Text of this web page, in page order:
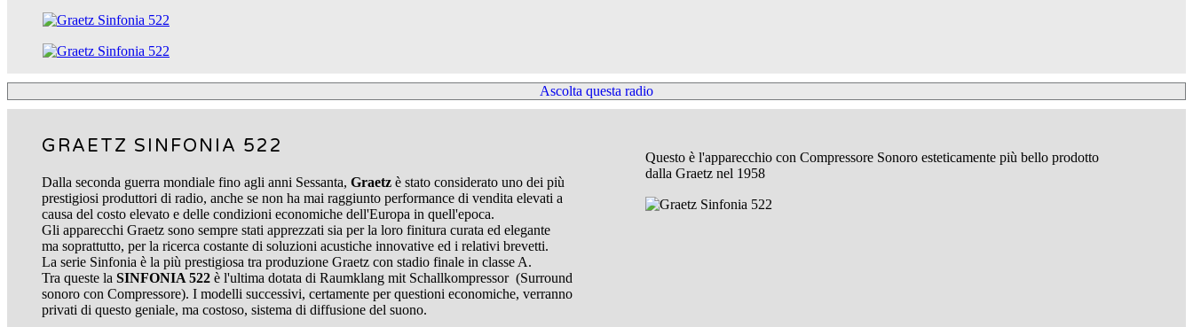
Ascolta questa radio
GRAETZ SINFONIA 522
Dalla seconda guerra mondiale fino agli anni Sessanta, Graetz è stato considerato uno dei più
prestigiosi produttori di radio, anche se non ha mai raggiunto performance di vendita elevati a
causa del costo elevato e delle condizioni economiche dell'Europa in quell'epoca.
Gli apparecchi Graetz sono sempre stati apprezzati sia per la loro finitura curata ed elegante
ma soprattutto, per la ricerca costante di soluzioni acustiche innovative ed i relativi brevetti.
La serie Sinfonia è la più prestigiosa tra produzione Graetz con stadio finale in classe A.
Tra queste la SINFONIA 522 è l'ultima dotata di Raumklang mit Schallkompressor (Surround
sonoro con Compressore). I modelli successivi, certamente per questioni economiche, verranno
privati di questo geniale, ma costoso, sistema di diffusione del suono.
Questo è l'apparecchio con Compressore Sonoro esteticamente più bello prodotto
dalla Graetz nel 1958